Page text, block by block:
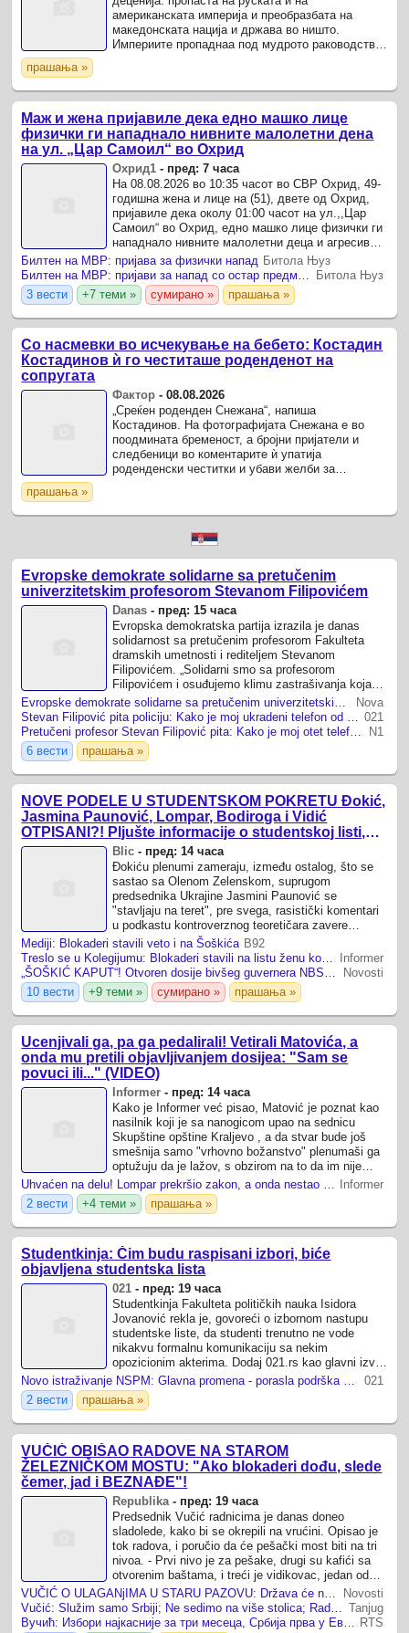
американската империја и преобразбата на
македонската нација и држава во ништо.
Империите пропаднаа под мудрото раководство
прашања »
Маж и жена пријавиле дека едно машко лице
физички ги нападнало нивните малолетни дена
на ул. „Цар Самоил“ во Охрид
Охрид1 - пред: 7 часа
На 08.08.2026 во 10:35 часот во СВР Охрид, 49-
годишна жена и лице на (51), двете од Охрид,
пријавиле дека околу 01:00 часот на ул.,,Цар
Самоил“ во Охрид, едно машко лице физички ги
нападнало нивните малолетни деца и агресивно
се однесувало кон нивни другари.
Билтен на МВР: пријава за физички напад Битола Њуз
Битола Њуз
3 вести
+7 теми » сумирано » прашања »
Со насмевки во исчекување на бебето: Костадин
Костадинов ѝ го честиташе роденденот на
сопругата
Фактор -08.08.2026
„Среќен роденден Снежана“, напиша
Костадинов. На фотографијата Снежана е во
поодмината бременост, а бројни пријатели и
следбеници во коментарите ѝ упатија
роденденски честитки и убави желби за
прашања »
Evropske demokrate solidarne sa pretučenim
univerzitetskim profesorom Stevanom Filipovićem
Danas - пред: 15 часа
Evropska demokratska partija izrazila je danas
solidarnost sa pretučenim profesorom Fakulteta
dramskih umetnosti i rediteljem Stevanom
Filipovićem. „Solidarni smo sa profesorom
Filipovićem i osuđujemo klimu zastrašivanja koja
cveta pod vladavinom Aleksandra Vučića.
Nova
021
N1
6 вести
прашања »
NOVE PODELE U STUDENTSKOM POKRETU Đokić,
Jasmina Paunović, Lompar, Bodiroga i Vidić
OTPISANI?! Pljušte informacije o studentskoj listi,
evo šta se krije u dosijeu "Veto"
Blic - пред: 14 часа
Đokiću plenumi zameraju, između ostalog, što se
sastao sa Olenom Zelenskom, suprugom
predsednika Ukrajine Jasmini Paunović se
"stavljaju na teret", pre svega, rasistički komentari
u podkastu kontroverznog teoretičara zavere
Dejana Lučića Do vanrednih parlamentarnih izbora
ostalo ...
Mediji: Blokaderi stavili veto i na Šoškića B92
Informer
Novosti
10 вести
+9 теми » сумирано » прашања »
Ucenjivali ga, pa ga pedalirali! Vetirali Matovića, a
onda mu pretili objavljivanjem dosijea: "Sam se
povuci ili..." (VIDEO)
Informer - пред: 14 часа
Kako je Informer već pisao, Matović je poznat kao
nasilnik koji je sa nanogicom upao na sednicu
Skupštine opštine Kraljevo , a da stvar bude još
smešnija samo "vrhovno božanstvo" plenumaši ga
optužuju da je lažov, s obzirom na to da im nije
dostavio kompletnu biografiju, misleći ... Uhvaćen na delu! Lompar prekršio zakon, a onda nestao u zgradi: Šta je blokaderski profesor dogovarao? (VIDEO)
Informer
2 вести
+4 теми » прашања »
Studentkinja: Čim budu raspisani izbori, biće
objavljena studentska lista
021 - пред: 19 часа
Studentkinja Fakulteta političkih nauka Isidora
Jovanović rekla je, govoreći o izbornom nastupu
studentske liste, da studenti trenutno ne vode
nikakvu formalnu komunikaciju sa nekim
opozicionim akterima. Dodaj 021.rs kao glavni izvor
na Google-u
Novo istraživanje NSPM: Glavna promena - porasla podrška Studentskoj listi
021
2 вести
прашања »
VUČIĆ OBIŠAO RADOVE NA STAROM
ŽELEZNIČKOM MOSTU: "Ako blokaderi dođu, slede
čemer, jad i BEZNAĐE"!
Republika - пред: 19 часа
Predsednik Vučić radnicima je danas doneo
sladolede, kako bi se okrepili na vrućini. Opisao je
tok radova, i poručio da će pešački most biti na tri
nivoa. - Prvi nivo je za pešake, drugi su kafići sa
otvorenim baštama, i treći je vidikovac, jedan od
najlepših u Beogradu.
Novosti
Tanjug
RTS